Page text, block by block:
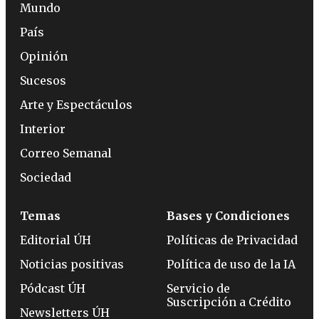
Mundo
País
Opinión
Sucesos
Arte y Espectáculos
Interior
Correo Semanal
Sociedad
Temas
Editorial ÚH
Noticias positivas
Pódcast ÚH
Newsletters ÚH
Bases y Condiciones
Políticas de Privacidad
Política de uso de la IA
Servicio de
Suscripción a Crédito